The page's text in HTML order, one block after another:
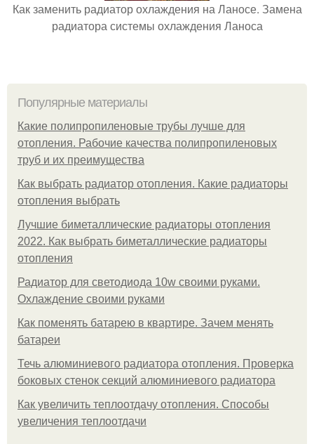
Как заменить радиатор охлаждения на Ланосе. Замена
радиатора системы охлаждения Ланоса
Популярные материалы
Какие полипропиленовые трубы лучше для
отопления. Рабочие качества полипропиленовых
труб и их преимущества
Как выбрать радиатор отопления. Какие радиаторы
отопления выбрать
Лучшие биметаллические радиаторы отопления
2022. Как выбрать биметаллические радиаторы
отопления
Радиатор для светодиода 10w своими руками.
Охлаждение своими руками
Как поменять батарею в квартире. Зачем менять
батареи
Течь алюминиевого радиатора отопления. Проверка
боковых стенок секций алюминиевого радиатора
Как увеличить теплоотдачу отопления. Способы
увеличения теплоотдачи